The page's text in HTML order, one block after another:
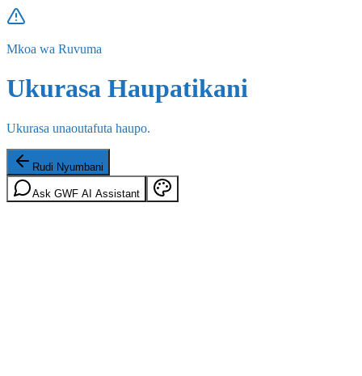
Mkoa wa Ruvuma
Ukurasa Haupatikani
Ukurasa unaoutafuta haupo.
Rudi Nyumbani
Ask GWF AI Assistant